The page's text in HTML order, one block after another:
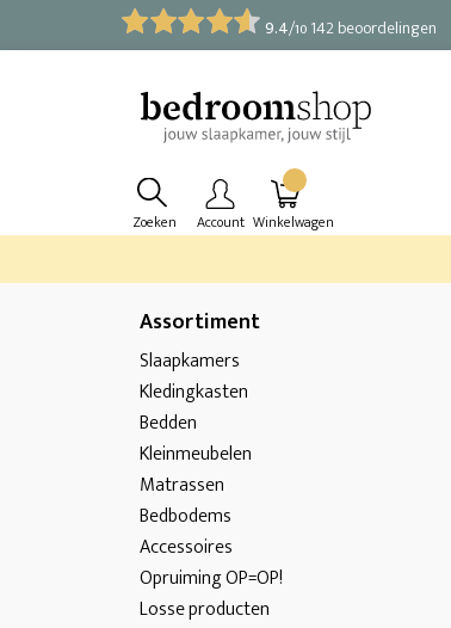
9.4/10 142 beoordelingen
Zoeken Account Winkelwagen
Assortiment
Slaapkamers
Kledingkasten
Bedden
Kleinmeubelen
Matrassen
Bedbodems
Accessoires
Opruiming OP=OP!
Losse producten